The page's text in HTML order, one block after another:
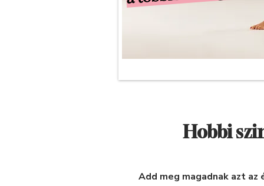
Hobbi
Add meg magadnak azt